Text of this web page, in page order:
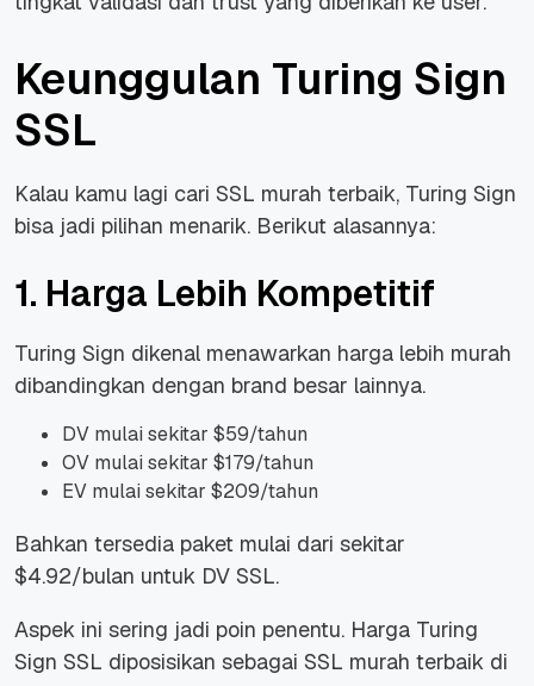
Keunggulan Turing Sign
SSL
Kalau kamu lagi cari SSL murah terbaik, Turing Sign
bisa jadi pilihan menarik. Berikut alasannya:
1. Harga Lebih Kompetitif
Turing Sign dikenal menawarkan harga lebih murah
dibandingkan dengan brand besar lainnya.
DV mulai sekitar $59/tahun
OV mulai sekitar $179/tahun
EV mulai sekitar $209/tahun
Bahkan tersedia paket mulai dari sekitar
$4.92/bulan untuk DV SSL.
Aspek ini sering jadi poin penentu. Harga Turing
Sign SSL diposisikan sebagai SSL murah terbaik di